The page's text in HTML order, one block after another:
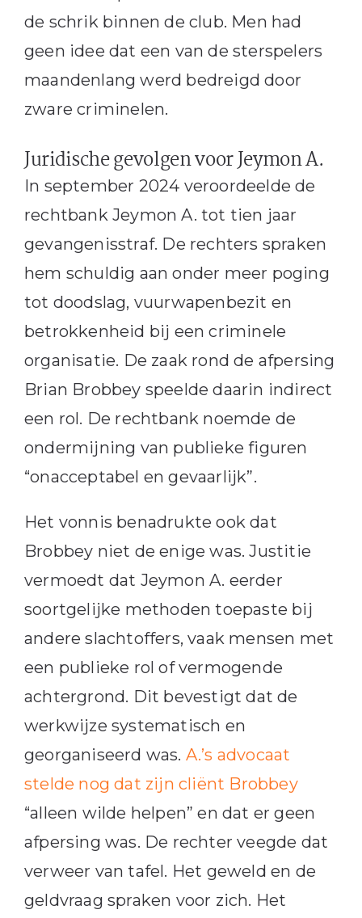
de schrik binnen de club. Men had
geen idee dat een van de sterspelers
maandenlang werd bedreigd door
zware criminelen.
Juridische gevolgen voor Jeymon A.
In september 2024 veroordeelde de
rechtbank Jeymon A. tot tien jaar
gevangenisstraf. De rechters spraken
hem schuldig aan onder meer poging
tot doodslag, vuurwapenbezit en
betrokkenheid bij een criminele
organisatie. De zaak rond de afpersing
Brian Brobbey speelde daarin indirect
een rol. De rechtbank noemde de
ondermijning van publieke figuren
“onacceptabel en gevaarlijk”.
Het vonnis benadrukte ook dat
Brobbey niet de enige was. Justitie
vermoedt dat Jeymon A. eerder
soortgelijke methoden toepaste bij
andere slachtoffers, vaak mensen met
een publieke rol of vermogende
achtergrond. Dit bevestigt dat de
werkwijze systematisch en
georganiseerd was. A.’s advocaat
stelde nog dat zijn cliënt Brobbey
“alleen wilde helpen” en dat er geen
afpersing was. De rechter veegde dat
verweer van tafel. Het geweld en de
geldvraag spraken voor zich. Het